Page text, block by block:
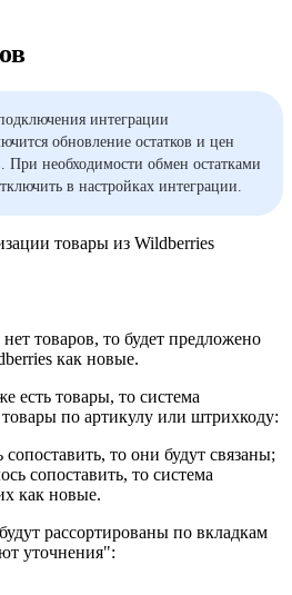
интеграции
обновление остатков и цен
При необходимости обмен остатками
в настройках интеграции.
товары из Wildberries
товаров, то будет предложено
как новые.
есть товары, то система
по артикулу или штрихкоду:
сопоставить, то они будут связаны;
сопоставить, то система
как новые.
рассортированы по вкладкам
уточнения":